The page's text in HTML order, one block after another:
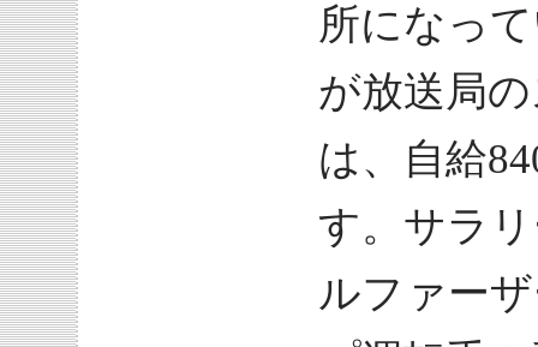
所になっ
が放送局
は、自給
す。サラ
ルファー